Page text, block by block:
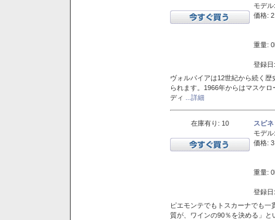
モデル:
価格:
重量:
登録
ヴォルパイアは12世紀から続く
られます。1966年からはマスケ
ディ
...詳細
在庫有り: 10
スピ
モデル:
価格:
重量:
登録
ピエモンテでもトスカーナでも
質が、ワインの90％を決める」